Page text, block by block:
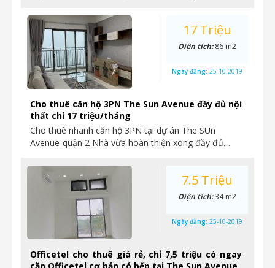
Cho thuê căn hộ 3PN The Sun Avenue đầy đủ nội
thất chỉ 17 triệu/tháng
Cho thuê nhanh căn hộ 3PN tại dự án The SUn
Avenue-quận 2 Nhà vừa hoàn thiện xong đầy đủ…
17 Triệu
Diện tích:86 m2
Ngày đăng: 25-10-2019
Officetel cho thuê giá rẻ, chỉ 7,5 triệu có ngay
7.5 Triệu
Diện tích:34 m2
Ngày đăng: 25-10-2019